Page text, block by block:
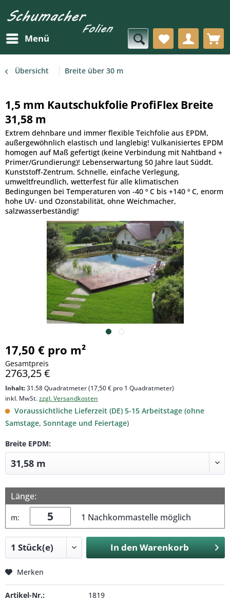
Menü
Übersicht Breite über 30 m
1,5 mm Kautschukfolie ProfiFlex Breite
31,58 m
Extrem dehnbare und immer flexible Teichfolie aus EPDM,
außergewöhnlich elastisch und langlebig! Vulkanisiertes EPDM
homogen auf Maß gefertigt (keine Verbindung mit Nahtband +
Primer/Grundierung)! Lebenserwartung 50 Jahre laut Süddt.
Kunststoff-Zentrum. Schnelle, einfache Verlegung,
umweltfreundlich, wetterfest für alle klimatischen
Bedingungen bei Temperaturen von -40 º C bis +140 º C, enorm
hohe UV- und Ozonstabilität, ohne Weichmacher,
salzwasserbeständig!
17,50 € pro m²
Gesamtpreis
2763,25 €
Inhalt:31.58 Quadratmeter (17,50 € pro 1 Quadratmeter)
inkl. MwSt.zzgl. Versandkosten
Voraussichtliche Lieferzeit (DE) 5-15 Arbeitstage (ohne
Samstage, Sonntage und Feiertage)
Breite EPDM:
Länge:
m: 1 Nachkommastelle möglich
In denWarenkorb
Merken
Artikel-Nr.:
1819